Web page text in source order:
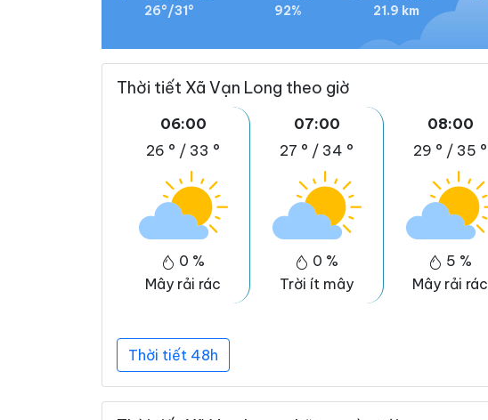
26°/31°
92%
21.9 km
Thời tiết Xã Vạn Long theo giờ
06:00
26 ° / 33 °
0 %
Mây rải rác
07:00
27 ° / 34 °
0 %
Trời ít mây
08:00
29 ° / 35 °
5 %
Mây rải rác
Thời tiết 48h